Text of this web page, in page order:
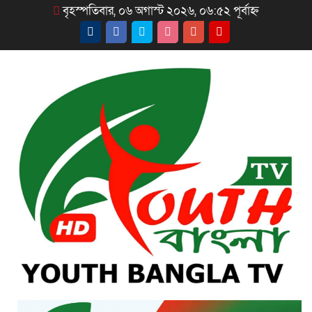
বৃহস্পতিবার, ০৬ অগাস্ট ২০২৬, ০৬:৫২ পূর্বাহ্ন